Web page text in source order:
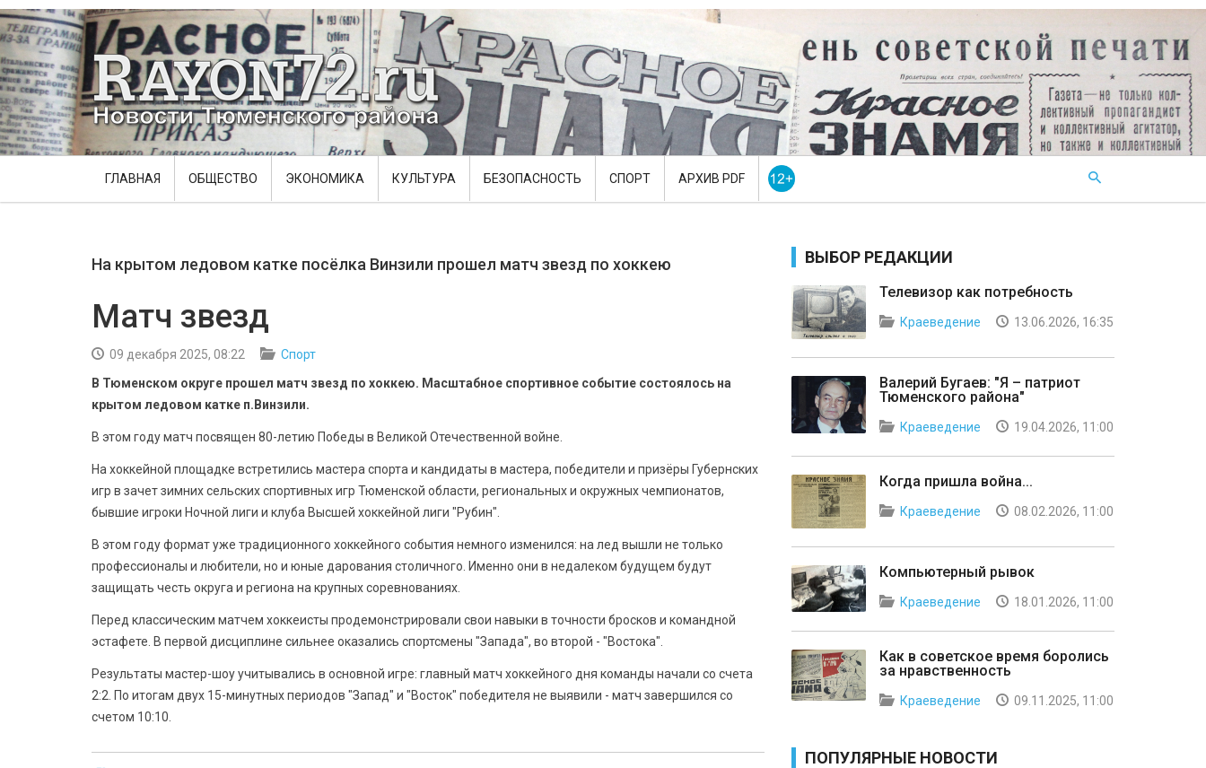
ГЛАВНАЯ ОБЩЕСТВО ЭКОНОМИКА КУЛЬТУРА БЕЗОПАСНОСТЬ СПОРТ АРХИВ PDF
На крытом ледовом катке посёлка Винзили прошел матч звезд по хоккею
Матч звезд
09 декабря 2025, 08:22
Спорт
В Тюменском округе прошел матч звезд по хоккею. Масштабное спортивное событие состоялось на
крытом ледовом катке п.Винзили.
В этом году матч посвящен 80-летию Победы в Великой Отечественной войне.
На хоккейной площадке встретились мастера спорта и кандидаты в мастера, победители и призёры Губернских
игр в зачет зимних сельских спортивных игр Тюменской области, региональных и окружных чемпионатов,
бывшие игроки Ночной лиги и клуба Высшей хоккейной лиги "Рубин".
В этом году формат уже традиционного хоккейного события немного изменился: на лед вышли не только
профессионалы и любители, но и юные дарования столичного. Именно они в недалеком будущем будут
защищать честь округа и региона на крупных соревнованиях.
Перед классическим матчем хоккеисты продемонстрировали свои навыки в точности бросков и командной
эстафете. В первой дисциплине сильнее оказались спортсмены "Запада", во второй - "Востока".
Результаты мастер-шоу учитывались в основной игре: главный матч хоккейного дня команды начали со счета
2:2. По итогам двух 15-минутных периодов "Запад" и "Восток" победителя не выявили - матч завершился со
счетом 10:10.
ВЫБОР РЕДАКЦИИ
Телевизор как потребность
Краеведение 13.06.2026, 16:35
Валерий Бугаев: "Я – патриот
Тюменского района"
Краеведение 19.04.2026, 11:00
Когда пришла война...
Краеведение 08.02.2026, 11:00
Компьютерный рывок
Краеведение 18.01.2026, 11:00
Как в советское время боролись
за нравственность
Краеведение 09.11.2025, 11:00
ПОПУЛЯРНЫЕ НОВОСТИ